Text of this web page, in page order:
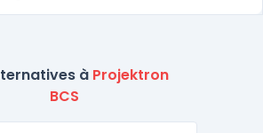
à Projektron
BCS